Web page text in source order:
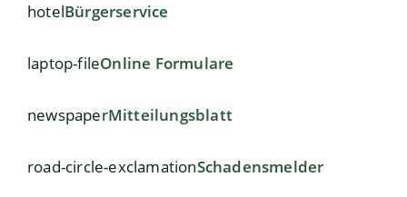
hotelBürgerservice
laptop-fileOnline Formulare
newspaperMitteilungsblatt
road-circle-exclamationSchadensmelder